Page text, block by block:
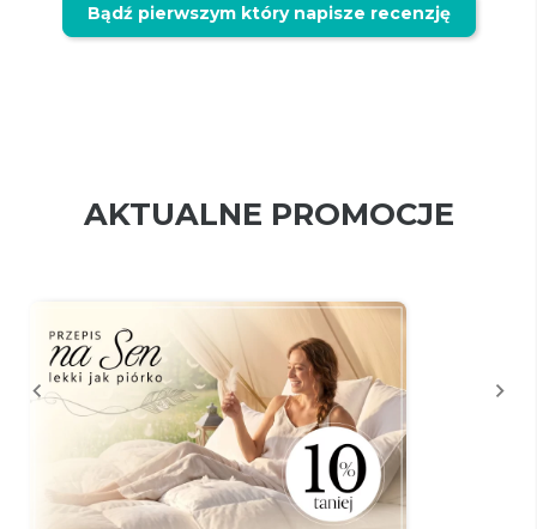
Bądź pierwszym który napisze recenzję
AKTUALNE PROMOCJE